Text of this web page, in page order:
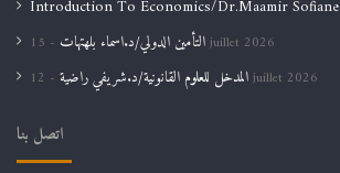
Introduction To Economics/Dr.Maamir Sofiane
التأمين الدولي/د.اسماء بلهتهات15 juillet 2026
المدخل للعلوم القانونية/د.شريفي راضية12 juillet 2026
اتصل بنا